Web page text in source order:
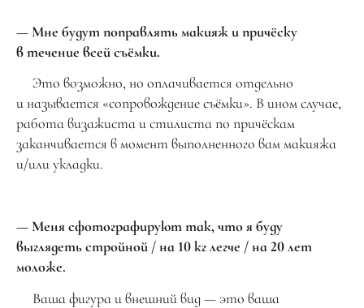
— Мне будут поправлять макияж и причёску
в течение всей съёмки.
Это возможно, но оплачивается отдельно
и называется «сопровождение съёмки». В ином случае,
работа визажиста и стилиста по причёскам
заканчивается в момент выполненного вам макияжа
и/или укладки.
— Меня сфотографируют так, что я буду
выглядеть стройной / на 10 кг легче / на 20 лет
моложе.
Ваша фигура и внешний вид — это ваша